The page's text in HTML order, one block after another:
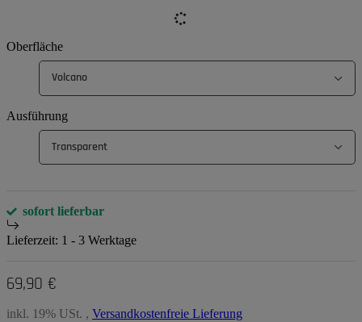
Oberfläche
Volcano
Ausführung
Transparent
sofort lieferbar
Lieferzeit: 1 - 3 Werktage
69,90 €
inkl. 19% USt. , Versandkostenfreie Lieferung